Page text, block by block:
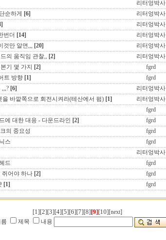
리터엉박사
순하게 [6] 리터엉박사
리터엉박사
번더 [14] 리터엉박사
것만 알면,,, [20] 리터엉박사
의 움직임 관찰,, [2] 리터엉박사
기 몇 가지 [2] fgrd
트 방향 [1] fgrd
[6] 리터엉박사
을 바깥쪽으로 회전시켜라(테산에서 펌) [1] 리터엉박사
fgrd
에 대한 대응 - 다운드라인 [2] fgrd
의 중요성 fgrd
스 fgrd
리터엉박사
드 fgrd
쥐어야 하나 [2] fgrd
[1] fgrd
[1][2][3][4][5][6][7][8][9][10][next]
제목 내용